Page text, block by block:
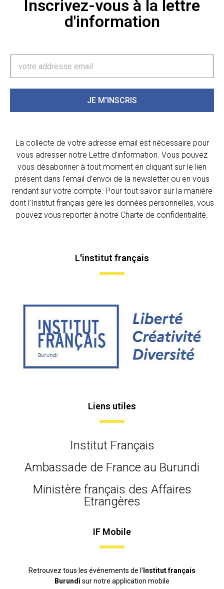
Inscrivez-vous à la lettre
d'information
JE M'INSCRIS
La collecte de votre adresse email est nécessaire pour
vous adresser notre Lettre d’information. Vous pouvez
vous désabonner à tout moment en cliquant sur le lien
présent dans l’email d’envoi de la newsletter ou en vous
rendant sur votre compte. Pour tout savoir sur la manière
dont l’Institut français gère les données personnelles, vous
pouvez vous reporter à notre Charte de confidentialité.
L'institut français
Liens utiles
Institut Français
Ambassade de France au Burundi
Ministère français des Affaires
Etrangères
IF Mobile
Retrouvez tous les événements de l’ Institut français
Burundi sur notre application mobile